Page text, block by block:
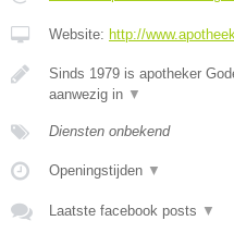
Website: http://
Sinds 1979 is apotheker
aanwezig in ▼
Diensten onbekend
Openingstijden ▼
Laatste facebook posts ▼